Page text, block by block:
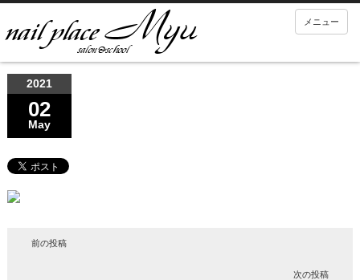
メニュー
2021
02
May
前の投稿
次の投稿